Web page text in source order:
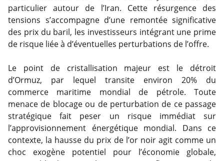
particulier autour de l’Iran. Cette résurgence des
tensions s’accompagne d’une remontée significative
des prix du baril, les investisseurs intégrant une prime
de risque liée à d’éventuelles perturbations de l’offre.
Le point de cristallisation majeur est le détroit
d’Ormuz, par lequel transite environ 20% du
commerce maritime mondial de pétrole. Toute
menace de blocage ou de perturbation de ce passage
stratégique fait peser un risque immédiat sur
l’approvisionnement énergétique mondial. Dans ce
contexte, la hausse du prix de l’or noir agit comme un
choc exogène potentiel pour l’économie globale,